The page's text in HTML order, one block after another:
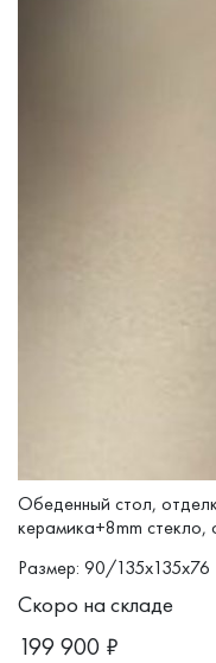
Обеденный стол,
керамика+8mm стекло,
Размер: 90/135x135x76
Скоро на складе
199 900 ₽